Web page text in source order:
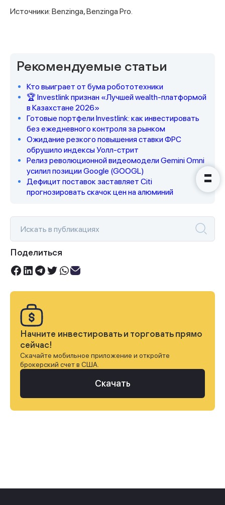
Источники: Benzinga, Benzinga Pro.
Рекомендуемые статьи
Кто выиграет от бума робототехники
🏆 Investlink признан «Лучшей wealth-платформой
в Казахстане 2026»
Готовые портфели Investlink: как инвестировать
без ежедневного контроля за рынком
Ожидание резкого повышения ставки ФРС
обрушило индексы Уолл-стрит
Релиз революционной видеомодели Gemini Omni
усилил позиции Google (GOOGL)
Дефицит поставок заставляет Citi
прогнозировать скачок цен на алюминий
Поделиться
Начните инвестировать и торговать прямо
сейчас!
Скачайте мобильное приложение и откройте
брокерский счет в США.
Скачать
Наши консультанты свяжутся с
вами в ближайшее время